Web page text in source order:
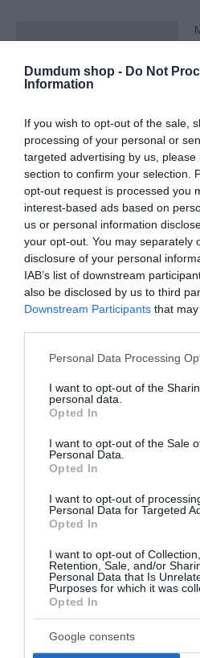
Dumdum shop - Do Not
Information
If you wish to opt-out of the sale,
processing of your personal or
targeted advertising by us,
section to confirm your selection.
opt-out request is processed you
interest-based ads based on
us or personal information
your opt-out. You may separately
disclosure of your personal
IAB’s list of downstream
also be disclosed by us to third
Downstream Participants that
Please note that this website/app
not limited to your visit or usage
grant or deny consent to Google
use your data for below specified
consent section.
Personal Data Processing
I want to opt-out of the
personal data.
Opted In
I want to opt-out of the Sale
Personal Data.
Opted In
I want to opt-out of
Personal Data for Targeted
Opted In
I want to opt-out of
Retention, Sale, and/or
Personal Data that Is
Purposes for which it was
Opted In
Google consents
További információk
Kapcsolódó
-50%
Póló
NINCS SZÜKSÉGEM
SZUPER KÉPESSÉGRE,
FÉRFI PÓLÓ
Értékelés:
6.000Ft
Original
price
was:
6.000 Ft.
3.000Ft
Current
price
is:
3.000 Ft.
-50%
Original
price
Current